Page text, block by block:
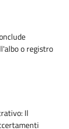
o registro
Il